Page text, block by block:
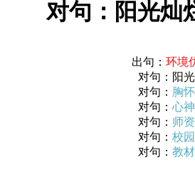
对句：阳光灿
​出句： 环境
对句： 阳
对句： 胸
对句： 心
对句： 师
对句： 校
对句： 教